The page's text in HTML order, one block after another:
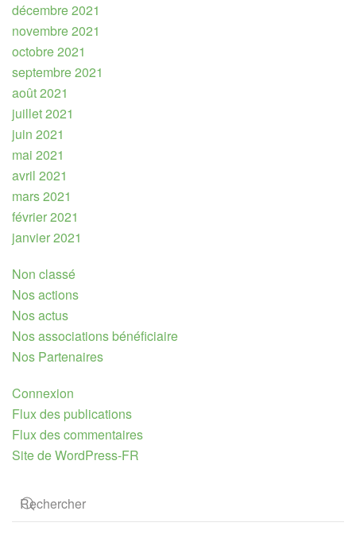
décembre 2021
novembre 2021
octobre 2021
septembre 2021
août 2021
juillet 2021
juin 2021
mai 2021
avril 2021
mars 2021
février 2021
janvier 2021
Non classé
Nos actions
Nos actus
Nos associations bénéficiaire
Nos Partenaires
Connexion
Flux des publications
Flux des commentaires
Site de WordPress-FR